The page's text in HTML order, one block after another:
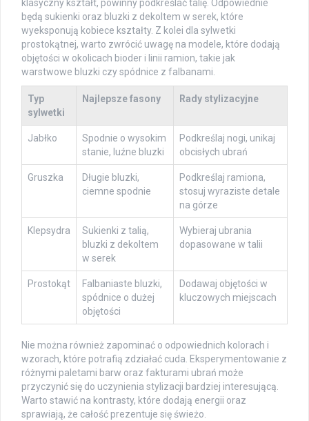
klasyczny kształt, powinny podkreślać talię. Odpowiednie
będą sukienki oraz bluzki z dekoltem w serek, które
wyeksponują kobiece kształty. Z kolei dla sylwetki
prostokątnej, warto zwrócić uwagę na modele, które dodają
objętości w okolicach bioder i linii ramion, takie jak
warstwowe bluzki czy spódnice z falbanami.
Typ
sylwetki
Najlepsze fasony Rady stylizacyjne
Jabłko
Spodnie o wysokim
stanie, luźne bluzki
Podkreślaj nogi, unikaj
obcisłych ubrań
Gruszka
Długie bluzki,
ciemne spodnie
Podkreślaj ramiona,
stosuj wyraziste detale
na górze
Klepsydra
Sukienki z talią,
bluzki z dekoltem
w serek
Wybieraj ubrania
dopasowane w talii
Prostokąt
Falbaniaste bluzki,
spódnice o dużej
objętości
Dodawaj objętości w
kluczowych miejscach
Nie można również zapominać o odpowiednich kolorach i
wzorach, które potrafią zdziałać cuda. Eksperymentowanie z
różnymi paletami barw oraz fakturami ubrań może
przyczynić się do uczynienia stylizacji bardziej interesującą.
Warto stawić na kontrasty, które dodają energii oraz
sprawiają, że całość prezentuje się świeżo.